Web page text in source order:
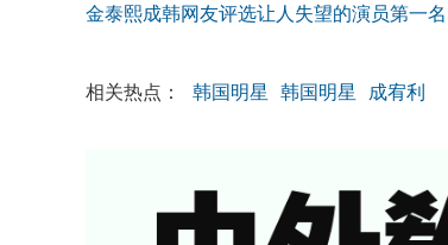
金泰熙成韩网友评选让人失望的演员第一名
相关热点： 韩国明星 韩国明星 成宥利